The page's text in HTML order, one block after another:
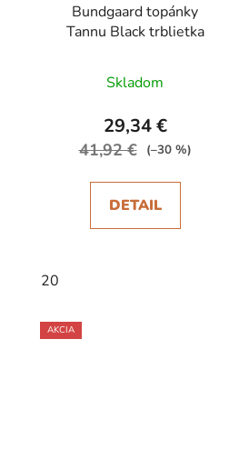
Bundgaard topánky
Tannu Black trblietka
Skladom
29,34 €
41,92 € (–30 %)
DETAIL
20
AKCIA